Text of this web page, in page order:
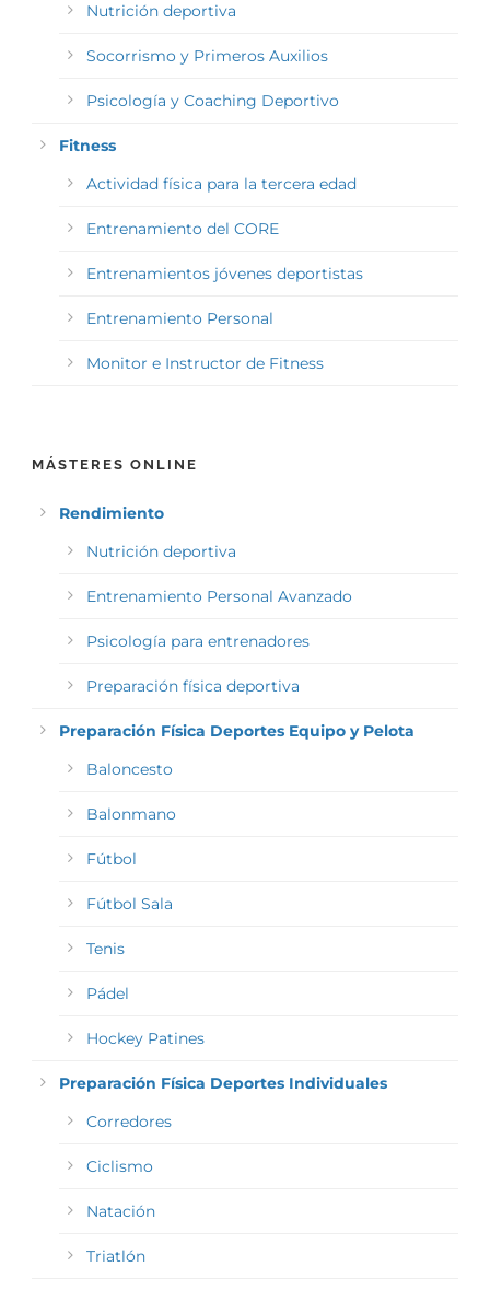
Nutrición deportiva
Socorrismo y Primeros Auxilios
Psicología y Coaching Deportivo
Fitness
Actividad física para la tercera edad
Entrenamiento del CORE
Entrenamientos jóvenes deportistas
Entrenamiento Personal
Monitor e Instructor de Fitness
MÁSTERES ONLINE
Rendimiento
Nutrición deportiva
Entrenamiento Personal Avanzado
Psicología para entrenadores
Preparación física deportiva
Preparación Física Deportes Equipo y Pelota
Baloncesto
Balonmano
Fútbol
Fútbol Sala
Tenis
Pádel
Hockey Patines
Preparación Física Deportes Individuales
Corredores
Ciclismo
Natación
Triatlón